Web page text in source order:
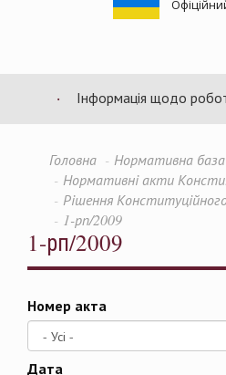
Інформація щодо
Головна
Нормативна база
Нормативні акти
Рішення
1-рп/2009
1-рп/2009
Номер акта
Дата